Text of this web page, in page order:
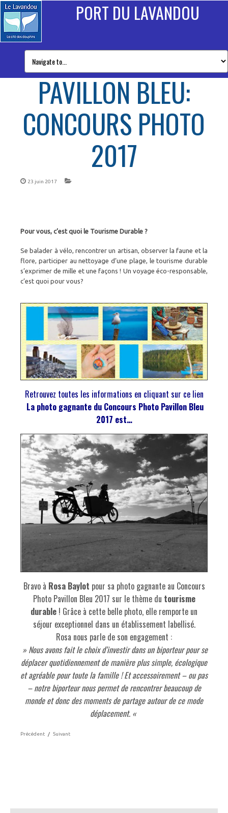
PORT DU LAVANDOU
PAVILLON BLEU:
CONCOURS PHOTO
2017
23 juin 2017
Pour vous, c’est quoi le Tourisme Durable ?
Se balader à vélo, rencontrer un artisan, observer la faune et la
flore, participer au nettoyage d’une plage, le tourisme durable
s’exprimer de mille et une façons ! Un voyage éco-responsable,
c’est quoi pour vous?
Retrouvez toutes les informations en cliquant sur ce lien
La photo gagnante du Concours Photo Pavillon Bleu
2017 est…
Bravo à Rosa Baylot pour sa photo gagnante au Concours
Photo Pavillon Bleu 2017 sur le thème du tourisme
durable ! Grâce à cette belle photo, elle remporte un
séjour exceptionnel dans un établissement labellisé.
Rosa nous parle de son engagement :
» Nous avons fait le choix d’investir dans un biporteur pour se
déplacer quotidiennement de manière plus simple, écologique
et agréable pour toute la famille ! Et accessoirement – ou pas
– notre biporteur nous permet de rencontrer beaucoup de
monde et donc des moments de partage autour de ce mode
déplacement. «
Précédent / Suivant